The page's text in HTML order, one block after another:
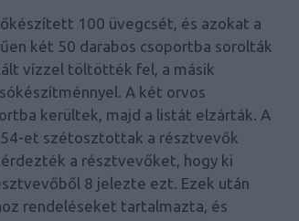
100 üvegcsét, és azokat a
két 50 darabos csoportba sorolták
vízzel töltötték fel, a másik
A két orvos
kerültek, majd a listát elzárták. A
et szétosztottak a résztvevők
a résztvevőket, hogy ki
8 jelezte ezt. Ezek után
rendeléseket tartalmazta, és